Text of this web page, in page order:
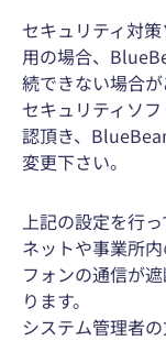
セキュリティ対
用の場合、
続できない場合が
セキュリティソ
認頂き、
変更下さい。
上記の設定を行
ネットや事業所
フォンの通信が
ります。
システム管理者